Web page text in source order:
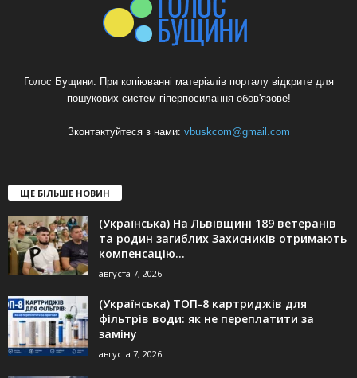
Голос Бущини. При копіюванні матеріалів порталу відкрите для
пошукових систем гіперпосилання обов'язове!
Зконтактуйтеся з нами: vbuskcom@gmail.com
ЩЕ БІЛЬШЕ НОВИН
(Українська) На Львівщині 189 ветеранів
та родин загиблих Захисників отримають
компенсацію...
августа 7, 2026
(Українська) ТОП-8 картриджів для
фільтрів води: як не переплатити за
заміну
августа 7, 2026